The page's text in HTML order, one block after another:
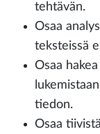
tehtävän.
Osaa
teksteissä
Osaa
tiedon.
Osaa